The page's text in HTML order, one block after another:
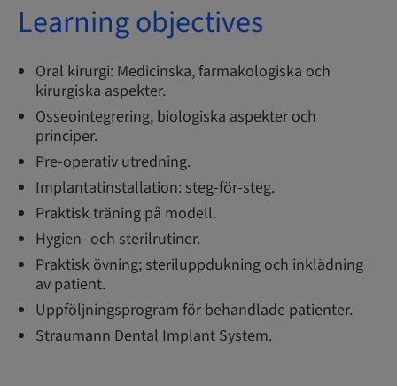
Learning objectives
Oral kirurgi: Medicinska, farmakologiska och
kirurgiska aspekter.
Osseointegrering, biologiska aspekter och
principer.
Pre-operativ utredning.
Implantatinstallation: steg-för-steg.
Praktisk träning på modell.
Hygien- och sterilrutiner.
Praktisk övning; steriluppdukning och inklädning
av patient.
Uppföljningsprogram för behandlade patienter.
Straumann Dental Implant System.